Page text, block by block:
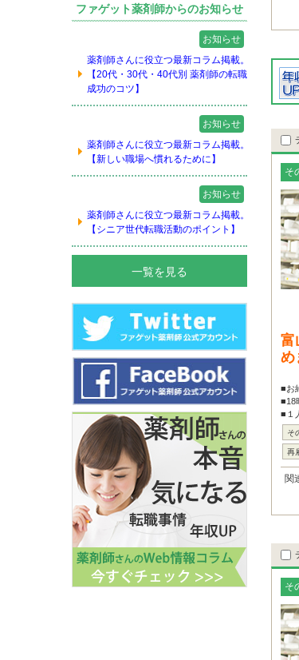
ファゲット薬剤師からのお知らせ
お知らせ
薬剤師さんに役立つ最新コラム掲載。
【20代・30代・40代別 薬剤師の転職
成功のコツ】
お知らせ
薬剤師さんに役立つ最新コラム掲載。
【新しい職場へ慣れるために】
お知らせ
薬剤師さんに役立つ最新コラム掲載。
【シニア世代転職活動のポイント】
一覧を見る
そ
富
め
■お
■18
■１
そ
再
関
そ